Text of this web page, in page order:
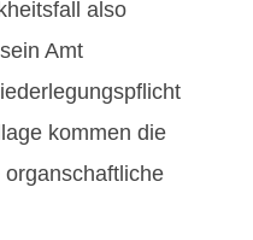
also
Amt
kommen die